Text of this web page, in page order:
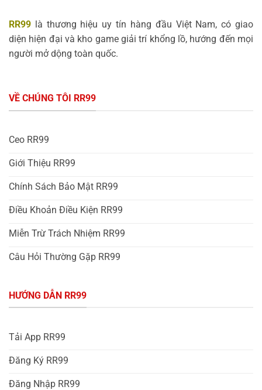
RR99
là thương hiệu uy tín hàng đầu Việt Nam, có giao
diện hiện đại và kho game giải trí khổng lồ, hướng đến mọi
người mở dộng toàn quốc.
VỀ CHÚNG TÔI RR99
Ceo RR99
Giới Thiệu RR99
Chính Sách Bảo Mật RR99
Điều Khoản Điều Kiện RR99
Miễn Trừ Trách Nhiệm RR99
Câu Hỏi Thường Gặp RR99
HƯỚNG DẪN RR99
Tải App RR99
Đăng Ký RR99
Đăng Nhập RR99